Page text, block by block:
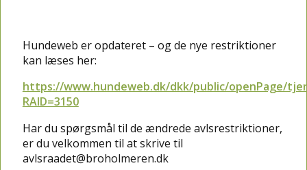
Hundeweb er opdateret – og de nye restriktioner
kan læses her:
https://www.hundeweb.dk/dkk/public/openPage/
RAID=3150
Har du spørgsmål til de ændrede avlsrestriktioner,
er du velkommen til at skrive til
avlsraadet@broholmeren.dk